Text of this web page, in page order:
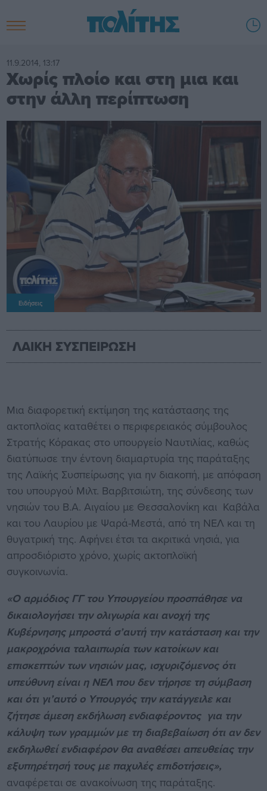
11.9.2014, 13:17
Χωρίς πλοίο και στη μια και
στην άλλη περίπτωση
Ειδήσεις
ΛΑΙΚΗ ΣΥΣΠΕΙΡΩΣΗ
Μια διαφορετική εκτίμηση της κατάστασης της
ακτοπλοϊας καταθέτει ο περιφερειακός σύμβουλος
Στρατής Κόρακας στο υπουργείο Ναυτιλίας, καθώς
διατύπωσε την έντονη διαμαρτυρία της παράταξης
της Λαϊκής Συσπείρωσης για ην διακοπή, με απόφαση
του υπουργού Μιλτ. Βαρβιτσιώτη, της σύνδεσης των
νησιών του Β.Α. Αιγαίου με Θεσσαλονίκη και Καβάλα
και του Λαυρίου με Ψαρά-Μεστά, από τη ΝΕΛ και τη
θυγατρική της. Αφήνει έτσι τα ακριτικά νησιά, για
απροσδιόριστο χρόνο, χωρίς ακτοπλοϊκή
συγκοινωνία.
«Ο αρμόδιος ΓΓ του Υπουργείου προσπάθησε να
δικαιολογήσει την ολιγωρία και ανοχή της
Κυβέρνησης μπροστά σ’αυτή την κατάσταση και την
μακροχρόνια ταλαιπωρία των κατοίκων και
επισκεπτών των νησιών μας, ισχυριζόμενος ότι
υπεύθυνη είναι η ΝΕΛ που δεν τήρησε τη σύμβαση
και ότι γι’αυτό ο Υπουργός την κατάγγειλε και
ζήτησε άμεση εκδήλωση ενδιαφέροντος για την
κάλυψη των γραμμών με τη διαβεβαίωση ότι αν δεν
εκδηλωθεί ενδιαφέρον θα αναθέσει απευθείας την
εξυπηρέτησή τους με παχυλές επιδοτήσεις»,
αναφέρεται σε ανακοίνωση της παράταξης.